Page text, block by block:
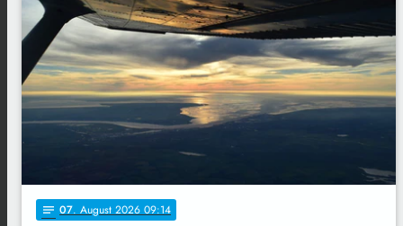
notes 07. August 2026 09:14